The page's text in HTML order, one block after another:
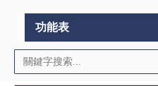
功能表